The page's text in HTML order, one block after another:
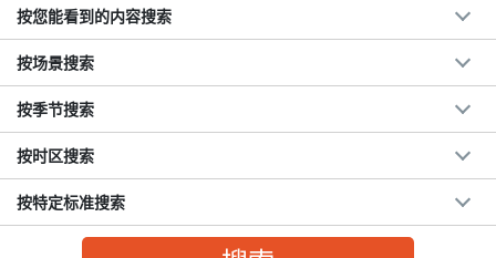
按您能看到的内容搜索
按场景搜索
按季节搜索
按时区搜索
按特定标准搜索